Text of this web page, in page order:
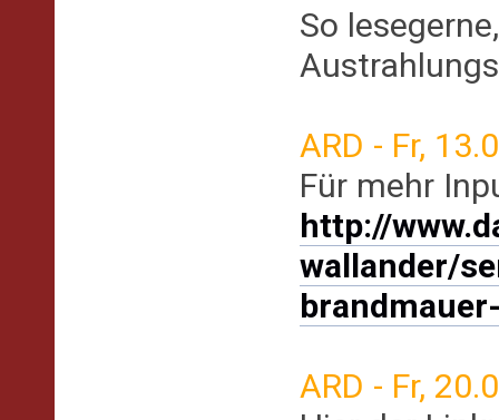
So
ARD - Fr,
Für mehr
http://
wallander/
ARD - Fr,